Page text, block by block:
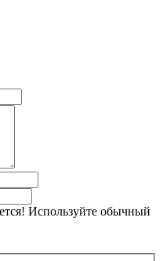
Используйте обычный